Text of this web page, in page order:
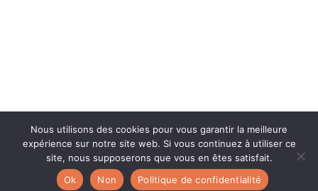
Nous utilisons des cookies pour vous garantir la meilleure
expérience sur notre site web. Si vous continuez à utiliser ce
site, nous supposerons que vous en êtes satisfait.
Ok
Non Politique de confidentialité